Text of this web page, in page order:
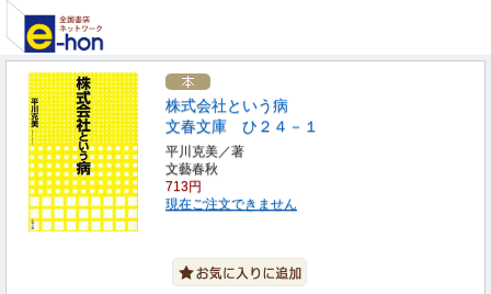
株式会社という病
文春文庫 ひ２４－１
平川克美／著
文藝春秋
713円
現在ご注文できません